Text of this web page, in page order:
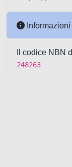
Informazioni
Il codice NBN
248263